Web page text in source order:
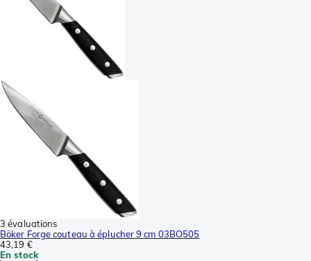
3 évaluations
Böker Forge couteau à éplucher 9 cm 03BO505
43,19 €
En stock